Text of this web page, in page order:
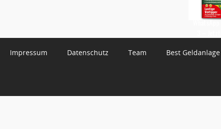
Impressum Datenschutz Team Best Geldanlage